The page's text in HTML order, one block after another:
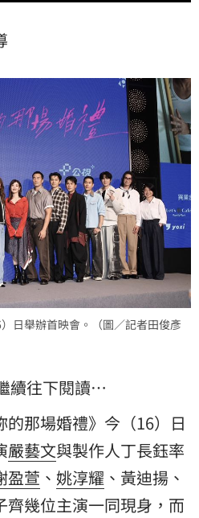
日舉辦首映會。（圖／記者田俊彥
續往下閱讀…
那場婚禮》今（16）日
嚴藝文與製作人丁長鈺率
盈萱 、 姚淳耀 、黃迪揚、
齊幾位主演一同現身，而